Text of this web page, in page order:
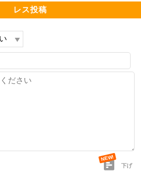
レス投稿
下げ